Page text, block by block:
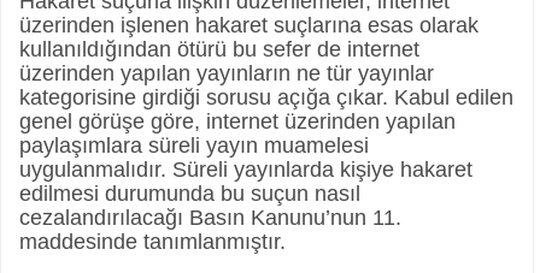
üzerinden işlenen hakaret suçlarına esas olarak
kullanıldığından ötürü bu sefer de internet
üzerinden yapılan yayınların ne tür yayınlar
kategorisine girdiği sorusu açığa çıkar. Kabul edilen
genel görüşe göre, internet üzerinden yapılan
paylaşımlara süreli yayın muamelesi
uygulanmalıdır. Süreli yayınlarda kişiye hakaret
edilmesi durumunda bu suçun nasıl
cezalandırılacağı Basın Kanunu’nun 11.
maddesinde tanımlanmıştır.